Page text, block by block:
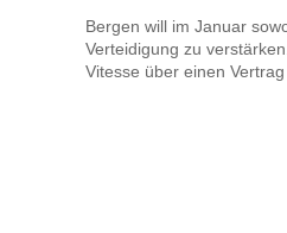
Bergen will im Januar
Verteidigung zu
Vitesse über einen